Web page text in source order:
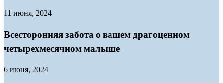
11 июня, 2024
Всесторонняя забота о вашем драгоценном
четырехмесячном малыше
6 июня, 2024